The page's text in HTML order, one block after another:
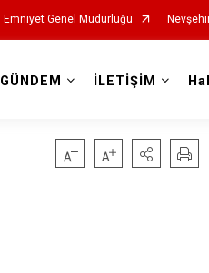
Emniyet Genel Müdürlüğü
GÜNDEM İLETİŞİM